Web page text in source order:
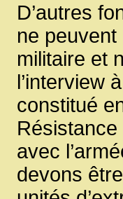
D’autres
ne
militaire et
l’interview
constitué
avec
devons